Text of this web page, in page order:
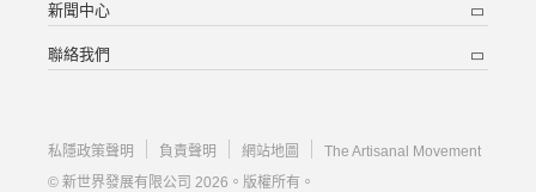
新聞中心
聯絡我們
私隱政策聲明 負責聲明 網站地圖
The Artisanal Movement
© 新世界發展有限公司 2026。版權所有。